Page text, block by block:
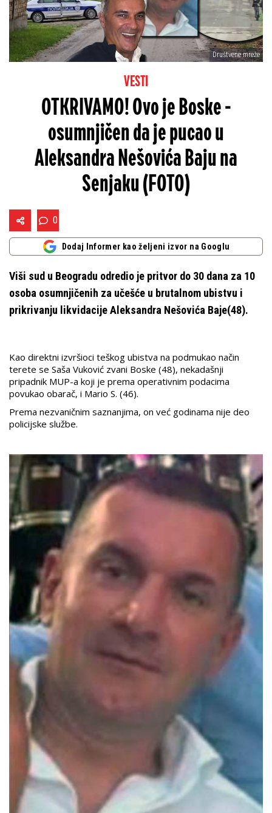
Društvene mreže
VESTI
OTKRIVAMO! Ovo je Boske -
osumnjičen da je pucao u
Aleksandra Nešovića Baju na
Senjaku (FOTO)
0
Dodaj Informer kao željeni izvor na Googlu
Viši sud u Beogradu odredio je pritvor do 30 dana za 10
osoba osumnjičenih za učešće u brutalnom ubistvu i
prikrivanju likvidacije Aleksandra Nešovića Baje(48).
Kao direktni izvršioci teškog ubistva na podmukao način
terete se Saša Vuković zvani Boske (48), nekadašnji
pripadnik MUP-a koji je prema operativnim podacima
povukao obarač, i Mario S. (46).
Prema nezvaničnim saznanjima, on već godinama nije deo
policijske službe.